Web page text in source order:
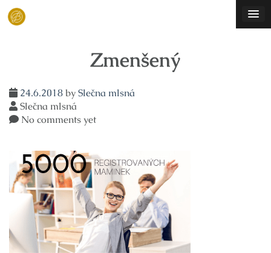
Skip
Zmenšený
24.6.2018bySlečna mlsná
Slečna mlsná
No comments yet